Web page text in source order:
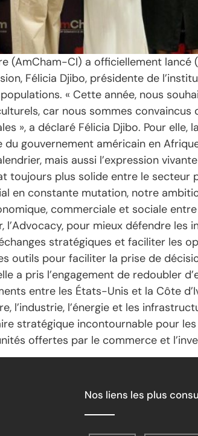
(AmCham-CI) a officiellement
Félicia Djibo, présidente de
« Cette année, nous
car nous sommes
», a déclaré Félicia Djibo. Pour elle,
gouvernement américain en
mais aussi l’expression
toujours plus solide entre le
en constante mutation, notre
commerciale et sociale
pour mieux défendre
stratégiques et faciliter les
outils pour faciliter la prise de
a pris l’engagement de redoubler
entre les États-Unis et la Côte
l’industrie, l’énergie et les
stratégique incontournable pour
offertes par le commerce et
Nos liens les plus